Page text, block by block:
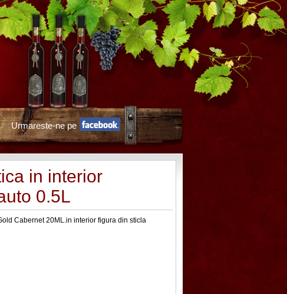
Urmareste-ne pe
in interior
0.5L
Cabernet 20ML.in interior figura din sticla